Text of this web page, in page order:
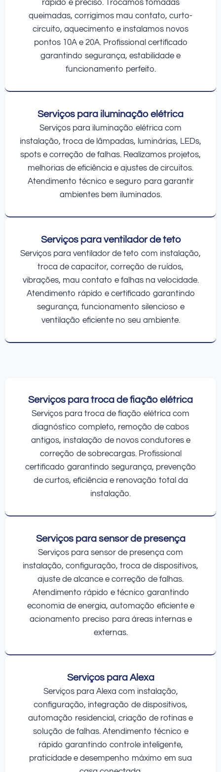
rápido e preciso. Trocamos tomadas
queimadas, corrigimos mau contato, curto-
circuito, aquecimento e instalamos novos
pontos 10A e 20A. Profissional certificado
garantindo segurança, estabilidade e
funcionamento perfeito.
Serviços para iluminação elétrica
Serviços para iluminação elétrica com
instalação, troca de lâmpadas, luminárias, LEDs,
spots e correção de falhas. Realizamos projetos,
melhorias de eficiência e ajustes de circuitos.
Atendimento técnico e seguro para garantir
ambientes bem iluminados.
Serviços para ventilador de teto
Serviços para ventilador de teto com instalação,
troca de capacitor, correção de ruídos,
vibrações, mau contato e falhas na velocidade.
Atendimento rápido e certificado garantindo
segurança, funcionamento silencioso e
ventilação eficiente no seu ambiente.
Serviços para troca de fiação elétrica
Serviços para troca de fiação elétrica com
diagnóstico completo, remoção de cabos
antigos, instalação de novos condutores e
correção de sobrecargas. Profissional
certificado garantindo segurança, prevenção
de curtos, eficiência e renovação total da
instalação.
Serviços para sensor de presença
Serviços para sensor de presença com
instalação, configuração, troca de dispositivos,
ajuste de alcance e correção de falhas.
Atendimento rápido e técnico garantindo
economia de energia, automação eficiente e
acionamento preciso para áreas internas e
externas.
Serviços para Alexa
Serviços para Alexa com instalação,
configuração, integração de dispositivos,
automação residencial, criação de rotinas e
solução de falhas. Atendimento técnico e
rápido garantindo controle inteligente,
praticidade e desempenho máximo em sua